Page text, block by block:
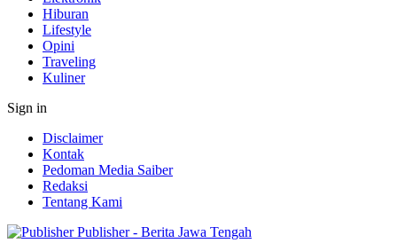
Hiburan
Lifestyle
Opini
Traveling
Kuliner
Sign in
Disclaimer
Kontak
Pedoman Media Saiber
Redaksi
Tentang Kami
Publisher - Berita Jawa Tengah